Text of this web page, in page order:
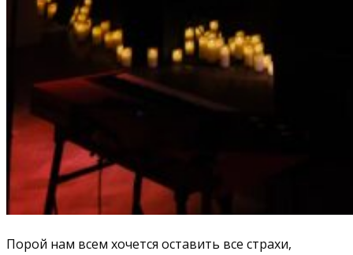
Порой нам всем хочется оставить все страхи,